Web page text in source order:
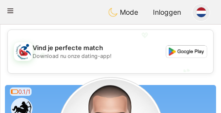
Handi Space
Toggle
Mode Inloggen
💖
💕
Vind je perfecte match
Download nu onze dating-app!
0.1/1